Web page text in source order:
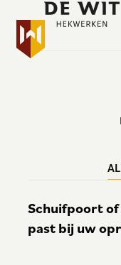
Schuifpoort
past bij uw